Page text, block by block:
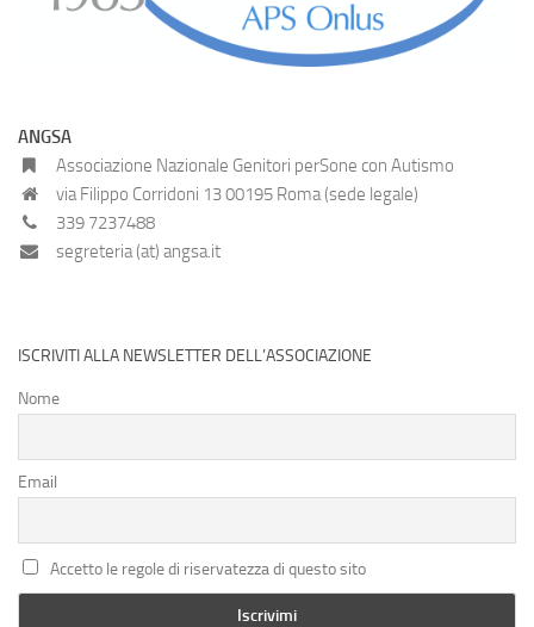
ANGSA
Associazione Nazionale Genitori perSone con Autismo
via Filippo Corridoni 13 00195 Roma (sede legale)
339 7237488
segreteria (at) angsa.it
ISCRIVITI ALLA NEWSLETTER DELL’ASSOCIAZIONE
Nome
Email
Accetto le regole di riservatezza di questo sito